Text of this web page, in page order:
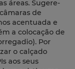
áreas. Sugere-
de
acentuada e
a colocação de
Por
o calçado
aos seus